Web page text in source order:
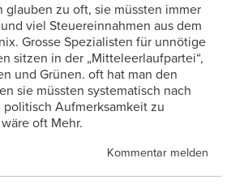
glauben zu oft, sie müssten immer
viel Steuereinnahmen aus dem
Grosse Spezialisten für unnötige
sitzen in der „Mitteleerlaufpartei“,
und Grünen. oft hat man den
sie müssten systematisch nach
Aufmerksamkeit zu
oft Mehr.
Kommentar melden